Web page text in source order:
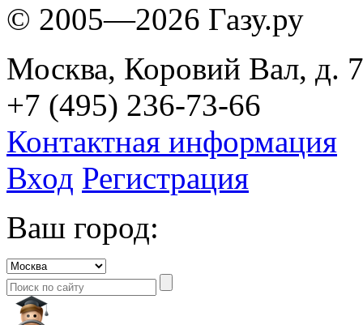
© 2005—2026 Газу.ру
Москва, Коровий Вал, д.
+7 (495) 236-73-66
Контактная информация
Вход Регистрация
Ваш город: